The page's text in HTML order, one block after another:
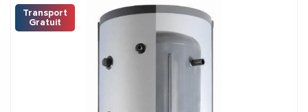
Transport
Gratuit